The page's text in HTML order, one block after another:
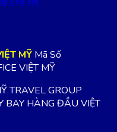
MỸ Mã Số
VIỆT MỸ
TRAVEL GROUP
BAY HÀNG ĐẦU VIỆT